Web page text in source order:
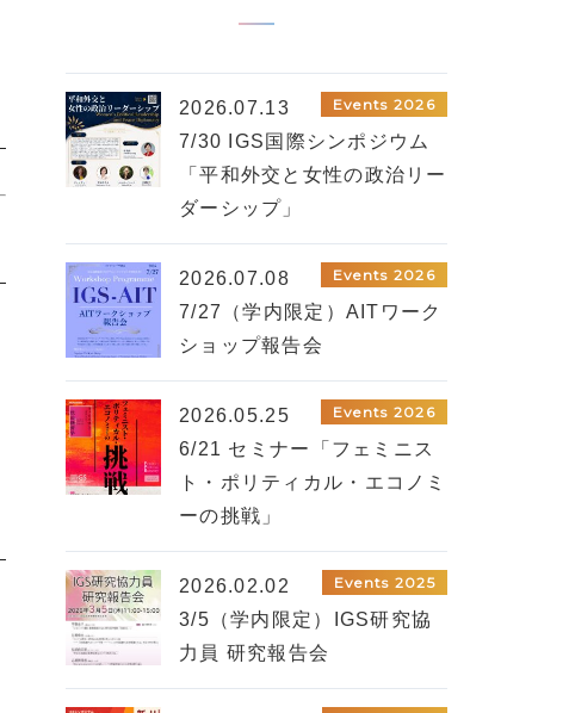
2026.07.13 Events 2026
7/30 IGS国際シンポジウム
「平和外交と女性の政治リー
ダーシップ」
2026.07.08 Events 2026
7/27（学内限定）AITワーク
ショップ報告会
2026.05.25 Events 2026
6/21 セミナー「フェミニス
ト・ポリティカル・エコノミ
ーの挑戦」
2026.02.02 Events 2025
3/5（学内限定）IGS研究協
力員 研究報告会